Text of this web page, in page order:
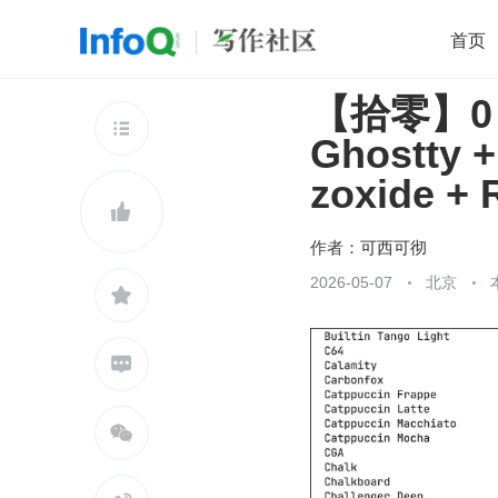
首页
架构
团队管理
查看更多





【拾零
Ghostty
zoxide +
作者： 可西可彻
2026-05-07 北京